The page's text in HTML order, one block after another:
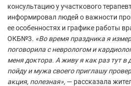
консультацию у участкового
информировал людей о важности
ее особенностях и графике работы
ОКБ№3. «Во время праздника я
поговорила с неврологом и
меня доктора. А живу я как раз тут
пойду и мужа своего приглашу
акция, полезная», — рассказала